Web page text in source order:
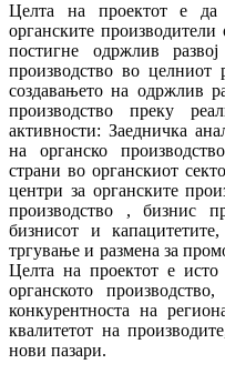
Целта на проектот е да
органските
постигне одржлив
производство во целниот
создавањето на одржлив
производство преку
активности: Заедничка
на органско
страни во органскиот
центри за органските
производство , бизнис
бизнисот и
тргување и размена за
Целта на проектот е
органското
конкурентноста на
квалитетот на
нови пазари.